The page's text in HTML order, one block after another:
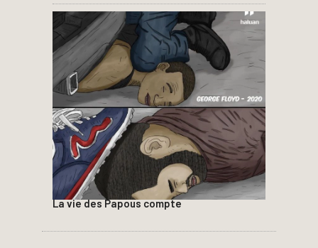
La vie des Papous compte